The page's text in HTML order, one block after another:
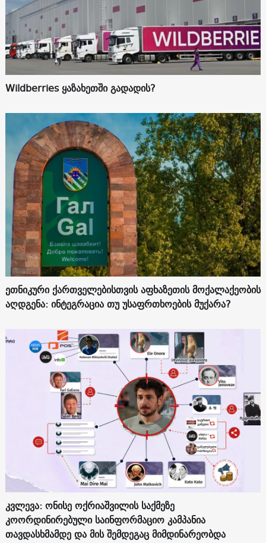
Wildberries ყაზახეთში გადადის?
ეთნიკური ქართველებისთვის აფხაზეთის მოქალაქეობის
აღდგენა: ინტეგრაცია თუ უსაფრთხოების მუქარა?
კვლევა: ონისე ოქრიაშვილის საქმეზე
კოორდინირებული საინფორმაციო კამპანია
თავდასხმამდე და მის შემდეგაც მიმდინარეობდა